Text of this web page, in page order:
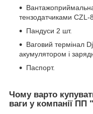
тензодатчиками CZL-
Пандуси 2 шт.
Ваговий термінал
акумулятором і
Паспорт.
Чому варто
ваги у компанії ПП